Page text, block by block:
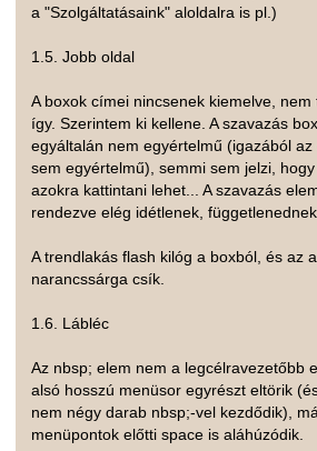
a "Szolgáltatásaink" aloldalra is pl.)
1.5. Jobb oldal
A boxok címei nincsenek kiemelve,
így. Szerintem ki kellene. A szavazás
egyáltalán nem egyértelmű (igazából
sem egyértelmű), semmi sem jelzi, hogy
azokra kattintani lehet... A szavazás
rendezve elég idétlenek,
A trendlakás flash kilóg a boxból, és az
narancssárga csík.
1.6. Lábléc
Az nbsp; elem nem a legcélravezetőbb
alsó hosszú menüsor egyrészt eltörik
nem négy darab nbsp;-vel kezdődik),
menüpontok előtti space is aláhúzódik.